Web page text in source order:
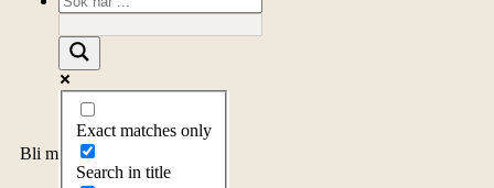
Exact matches only
Search in title
Bli medlem